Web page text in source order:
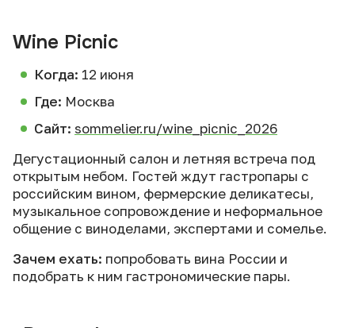
Wine Picnic
Когда: 12 июня
Где: Москва
Сайт: sommelier.ru/wine_picnic_2026
Дегустационный салон и летняя встреча под
открытым небом. Гостей ждут гастропары с
российским вином, фермерские деликатесы,
музыкальное сопровождение и неформальное
общение с виноделами, экспертами и сомелье.
Зачем ехать: попробовать вина России и
подобрать к ним гастрономические пары.